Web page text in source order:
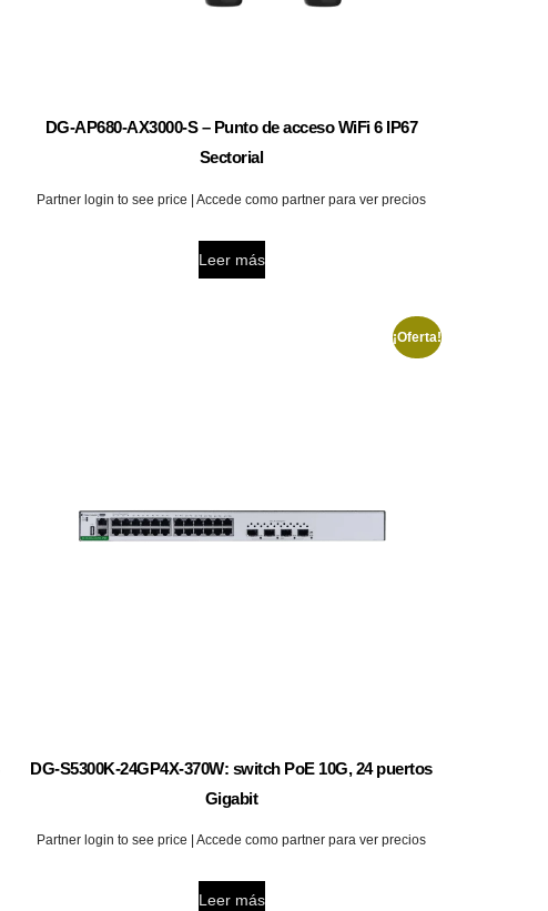
DG-AP680-AX3000-S – Punto de acceso WiFi 6 IP67
Sectorial
Partner login to see price | Accede como partner para ver precios
Leer más
¡Oferta!
DG-S5300K-24GP4X-370W: switch PoE 10G, 24 puertos
Gigabit
Partner login to see price | Accede como partner para ver precios
Leer más